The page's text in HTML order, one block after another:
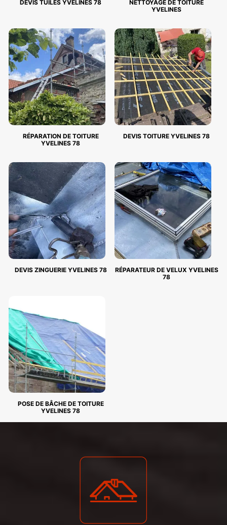
DEVIS TUILES YVELINES 78
NETTOYAGE DE TOITURE
YVELINES
RÉPARATION DE TOITURE
YVELINES 78
DEVIS TOITURE YVELINES 78
DEVIS ZINGUERIE YVELINES 78
RÉPARATEUR DE VELUX YVELINES
78
POSE DE BÂCHE DE TOITURE
YVELINES 78